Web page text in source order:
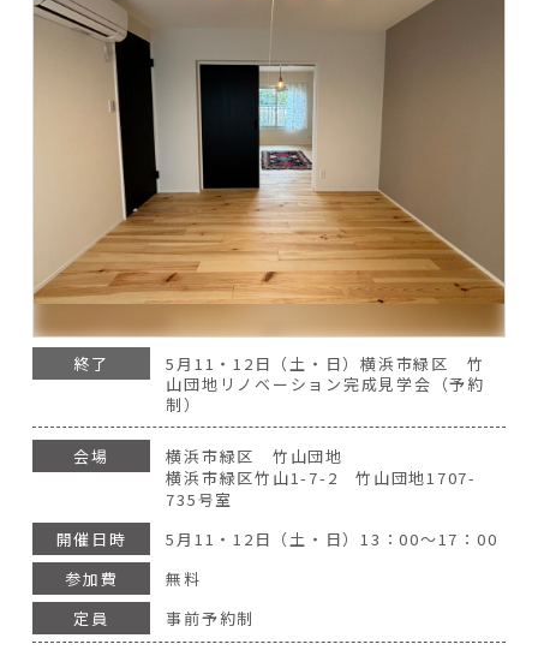
終了
5月11・12日（土・日）横浜市緑区 竹
山団地リノベーション完成見学会（予約
制）
会場
横浜市緑区 竹山団地
横浜市緑区竹山1-7-2 竹山団地1707-
735号室
開催日時
5月11・12日（土・日）13：00～17：00
参加費
無料
定員
事前予約制